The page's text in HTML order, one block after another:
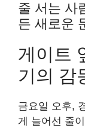
줄 서는 사
든 새로운
게이트
기의 감
금요일 오후,
게 늘어선 줄